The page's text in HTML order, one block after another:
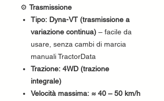
⚙️ Trasmissione
Tipo: Dyna-VT (trasmissione a
variazione continua) – facile da
usare, senza cambi di marcia
manuali TractorData
Trazione: 4WD (trazione
integrale)
Velocità massima: ≈ 40 – 50 km/h